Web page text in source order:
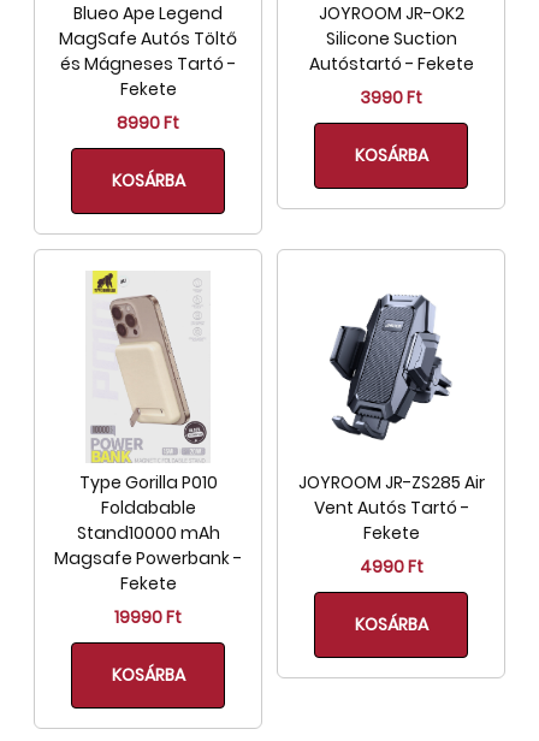
Blueo Ape Legend
MagSafe Autós Töltő
és Mágneses Tartó -
Fekete
8990 Ft
KOSÁRBA
JOYROOM JR-OK2
Silicone Suction
Autóstartó - Fekete
3990 Ft
KOSÁRBA
Type Gorilla P010
Foldabable
Stand10000 mAh
Magsafe Powerbank -
Fekete
19990 Ft
KOSÁRBA
JOYROOM JR-ZS285 Air
Vent Autós Tartó -
Fekete
4990 Ft
KOSÁRBA